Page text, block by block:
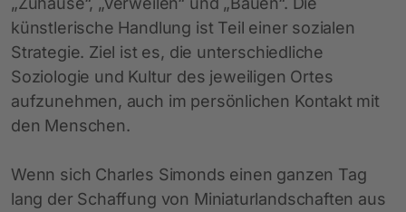
künstlerische Handlung ist Teil einer sozialen
Strategie. Ziel ist es, die unterschiedliche
Soziologie und Kultur des jeweiligen Ortes
aufzunehmen, auch im persönlichen Kontakt mit
den Menschen.
Wenn sich Charles Simonds einen ganzen Tag
lang der Schaffung von Miniaturlandschaften aus